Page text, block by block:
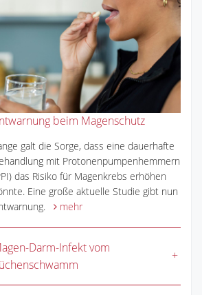
beim Magenschutz
galt die Sorge, dass eine dauerhafte
mit Protonenpumpenhemmern
das Risiko für Magenkrebs erhöhen
Eine große aktuelle Studie gibt nun
mehr
Darm-Infekt vom